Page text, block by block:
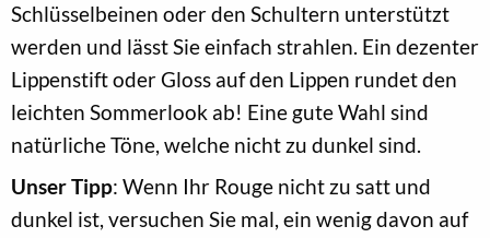
Schlüsselbeinen oder den Schultern unterstützt
werden und lässt Sie einfach strahlen. Ein dezenter
Lippenstift oder Gloss auf den Lippen rundet den
leichten Sommerlook ab! Eine gute Wahl sind
natürliche Töne, welche nicht zu dunkel sind.
Unser Tipp: Wenn Ihr Rouge nicht zu satt und
dunkel ist, versuchen Sie mal, ein wenig davon auf